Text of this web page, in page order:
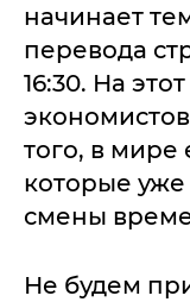
начинает
перевода
16:30. На
того, в мире
которые уже
смены
Не будем